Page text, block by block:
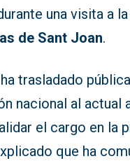
una visita a
de Sant Joan.
trasladado
nacional al actual
el cargo en la
que ha